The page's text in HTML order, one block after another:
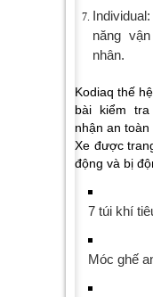
năng
nhân.
Kodiaq thế
bài kiểm
nhận an toàn
Xe được
động và bị
7 túi khí
Móc ghế